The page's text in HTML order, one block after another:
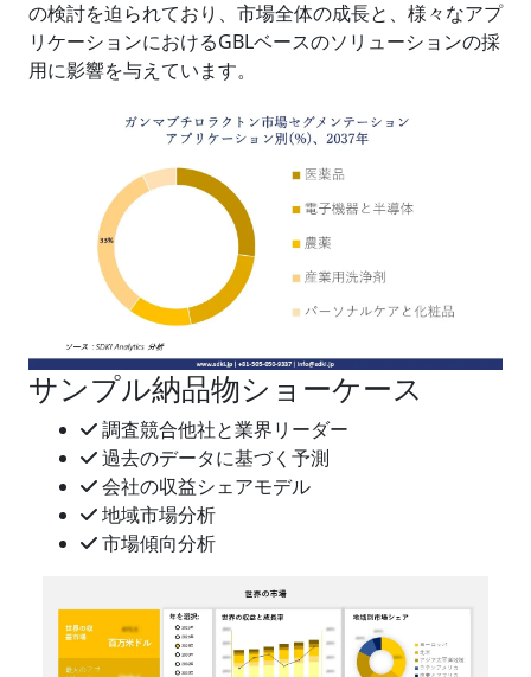
の検討を迫られており、市場全体の成長と、様々なアプ
リケーションにおけるGBLベースのソリューションの採
用に影響を与えています。
サンプル納品物ショーケース
調査競合他社と業界リーダー
過去のデータに基づく予測
会社の収益シェアモデル
地域市場分析
市場傾向分析